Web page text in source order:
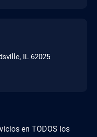
IL 62025
en TODOS los